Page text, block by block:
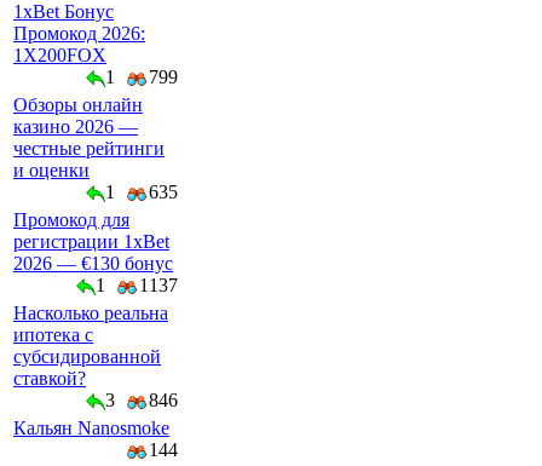
1xBet Бонус
Промокод 2026:
1X200FOX
1
799
Обзоры онлайн
казино 2026 —
честные рейтинги
и оценки
1
635
Промокод для
регистрации 1xBet
2026 — €130 бонус
1
1137
Насколько реальна
ипотека с
субсидированной
ставкой?
3
846
Кальян Nanosmoke
144